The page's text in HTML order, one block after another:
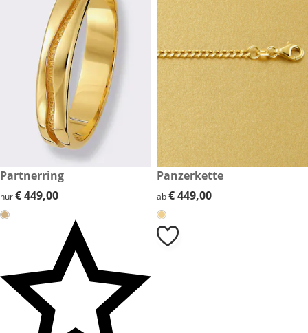
€ 449,00
Partnerring
€ 449,00
nur€ 449,00
€ 449,00
Panzerkette
€ 449,00
ab€ 449,00